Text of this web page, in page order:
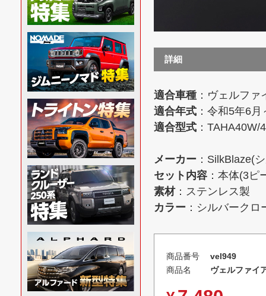
詳細
適合車種 ：ヴェルフ
適合年式 ：令和5年6月
適合型式 ：
メーカー ：SilkBlaze(
セット内容 ：本体(3ピ
素材：ステンレス製
カラー ：シルバークロ
商品番号
vel949
商品名
ヴェルファイ